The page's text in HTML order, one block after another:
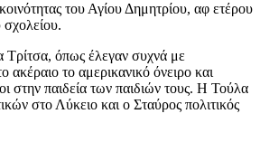
του Αγίου Δημητρίου, αφ ετέρου
Τρίτσα, όπως έλεγαν συχνά με
ακέραιο το αμερικανικό όνειρο και
στην παιδεία των παιδιών τους. Η Τούλα
στο Λύκειο και ο Σταύρος πολιτικός